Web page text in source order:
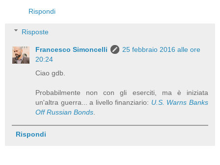
Rispondi
Risposte
Francesco Simoncelli
25 febbraio 2016 alle ore
20:24
Ciao gdb.
Probabilmente non con gli eserciti, ma è iniziata
un'altra guerra... a livello finanziario: U.S. Warns Banks
Off Russian Bonds
Rispondi